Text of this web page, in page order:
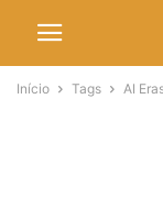
Início Tags AI